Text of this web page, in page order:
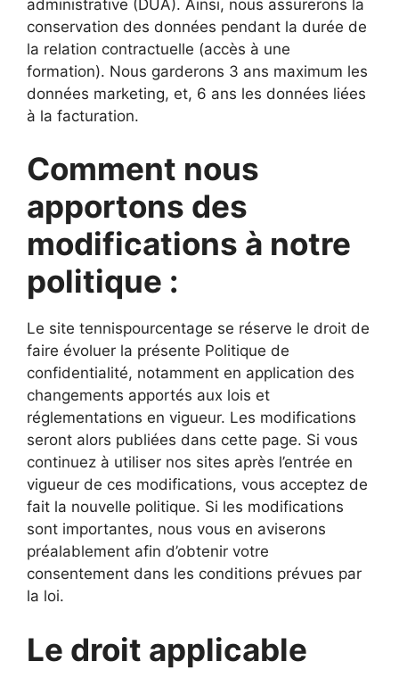
administrative (DUA). Ainsi, nous assurerons la
conservation des données pendant la durée de
la relation contractuelle (accès à une
formation). Nous garderons 3 ans maximum les
données marketing, et, 6 ans les données liées
à la facturation.
Comment nous
apportons des
modifications à notre
politique :
Le site tennispourcentage se réserve le droit de
faire évoluer la présente Politique de
confidentialité, notamment en application des
changements apportés aux lois et
réglementations en vigueur. Les modifications
seront alors publiées dans cette page. Si vous
continuez à utiliser nos sites après l’entrée en
vigueur de ces modifications, vous acceptez de
fait la nouvelle politique. Si les modifications
sont importantes, nous vous en aviserons
préalablement afin d’obtenir votre
consentement dans les conditions prévues par
la loi.
Le droit applicable